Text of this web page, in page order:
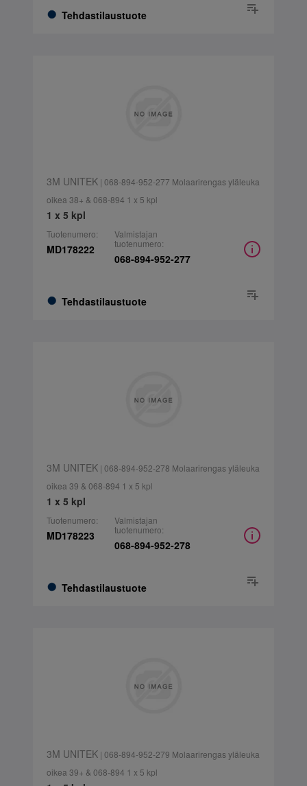
Tehdastilaustuote
3M UNITEK| 068-894-952-277 Molaarirengas yläleuka
oikea 38+ & 068-894 1 x 5 kpl
1 x 5 kpl
Tuotenumero:
MD178222
Tehdastilaustuote
Valmistajan
tuotenumero:
068-894-952-277
3M UNITEK| 068-894-952-278 Molaarirengas yläleuka
oikea 39 & 068-894 1 x 5 kpl
1 x 5 kpl
Tuotenumero:
MD178223
Tehdastilaustuote
Valmistajan
tuotenumero:
068-894-952-278
3M UNITEK| 068-894-952-279 Molaarirengas yläleuka
oikea 39+ & 068-894 1 x 5 kpl